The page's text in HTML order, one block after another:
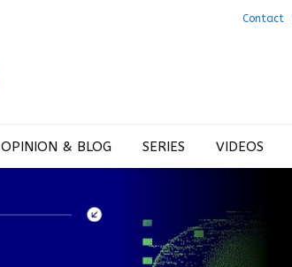
Contact
OPINION & BLOG SERIES VIDEOS